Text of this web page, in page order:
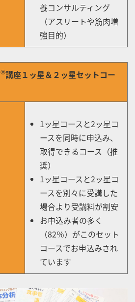
養コンサルティング
（アスリートや筋肉増
強目的）
®︎講座１ッ星＆２ッ星セットコー
1ッ星コースと2ッ星コ
ースを同時に申込み、
取得できるコース（推
奨）
1ッ星コースと2ッ星コ
ースを別々に受講した
場合より受講料が割安
お申込み者の多く
（82％）がこのセット
コースでお申込みされ
ています